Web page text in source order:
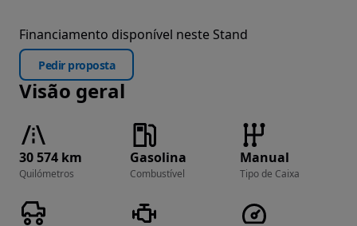
Financiamento disponível neste Stand
Pedir proposta
Visão geral
30 574 km
Quilómetros
Gasolina
Combustível
Manual
Tipo de Caixa